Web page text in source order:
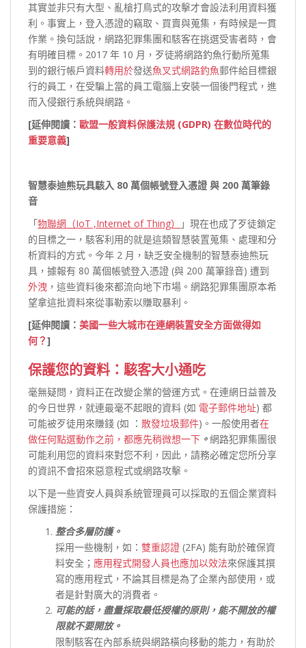
其實並非只有大型、亂槍打鳥式的攻擊才會設法利用資料獲
利。事實上，登入憑證的竊取、買賣與蒐集，有時候是一貫
作業。換句話說，網路犯罪集團和駭客在挑選受害者時，會
有明確目標。2017 年 10 月，歹徒將網路釣魚行動所蒐集
到的銀行帳戶資料轉用於發送魚叉式網路釣魚郵件給目標銀
行的員工，在受騙上當的員工電腦上安裝一個後門程式，進
而入侵銀行系統與網路。
[延伸閱讀： 歐盟一般資料保護法規 (GDPR) 在數位時代的
重要意義]
智慧泰迪熊玩具駭入 80 萬個帳號登入憑證 與 200 萬筆錄
音
「物聯網（IoT ,Internet of Thing）
」現在也成了歹徒鎖定
的目標之一，駭客利用的就是這類智慧裝置蒐集、處理和分
析資料的方式。今年 2 月，缺乏安全機制的智慧泰迪熊玩
具，據報有 80 萬個帳號登入憑證 (與 200 萬筆錄音) 遭到
外洩 ，這些資料後來都流向地下市場。網路犯罪集團原本希
望拿這批資料來從事勒索以賺取暴利。
[延伸閱讀： 美國一些大城市在連網裝置安全方面做得如
何？]
保護您的資料：駭客大小通吃
毫無疑問，資料正在改變企業的營運方式。在連網日益普及
的今日世界，就連最毫不起眼的資料 (如 電子郵件地址) 都
可能被歹徒用來賺錢 (如 ： 散發垃圾郵件)。一般使用者在
做任何點選動作之前，都應先稍微想一下 。網路犯罪集團很
可能利用您的資料來對您不利，因此，請務必確定您所分享
的資訊不會招來惡意程式或網路攻擊。
以下是一些資安人員與系統管理員可以採取的五個企業資料
保護措施：
整合多層防護。
採用一些機制，如： 雙重認證 (2FA) 能有助於確保資
料安全； 應用程式開發人員也應加以效法來保護其撰
寫的應用程式，不論其目標是為了企業內部使用，或
者是針對廣大的消費者。
可能的話，盡量採取最低授權的原則，能不開放的權
限就不要開放。
限制駭客在內部系統與網路橫向移動的能力，有助於